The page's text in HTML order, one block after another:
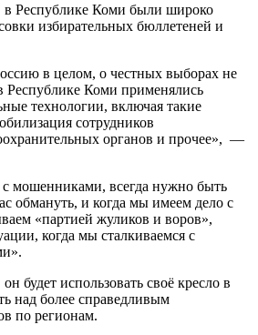
Республике Коми были широко
избирательных бюллетеней и
в целом, о честных выборах не
Коми применялись
технологии, включая такие
сотрудников
органов и прочее», —
с мошенниками, всегда нужно быть
обмануть, и когда мы имеем дело с
«партией жуликов и воров»,
когда мы сталкиваемся с
будет использовать своё кресло в
над более справедливым
по регионам.